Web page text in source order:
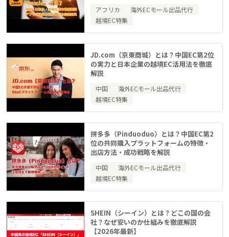
アフリカ
海外ECモール出品代行
越境EC特集
JD.com（京東商城）とは？中国EC第2位
の実力と日本企業の越境EC活用法を徹底
解説
中国
海外ECモール出品代行
越境EC特集
拼多多（Pinduoduo）とは？中国EC第2
位の共同購入プラットフォームの特徴・
出店方法・成功戦略を解説
中国
海外ECモール出品代行
越境EC特集
SHEIN（シーイン）とは？どこの国の会
社？なぜ安いのか仕組みを徹底解説
【2026年最新】